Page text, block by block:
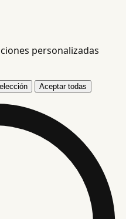
personalizadas
Aceptar todas